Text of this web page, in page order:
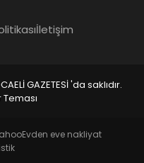
İletişim
GAZETESİ 'da saklıdır.
Evden eve nakliyat